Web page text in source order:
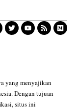
yang menyajikan
Dengan tujuan
situs ini